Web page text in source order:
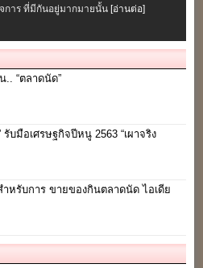
การ ที่มีกันอยู่มากมายนั้น [อ่านต่อ]
.. “ตลาดนัด”
บมือเศรษฐกิจปีหนู 2563 “เผาจริง
ำหรับการ ขายของกินตลาดนัด ไอเดีย